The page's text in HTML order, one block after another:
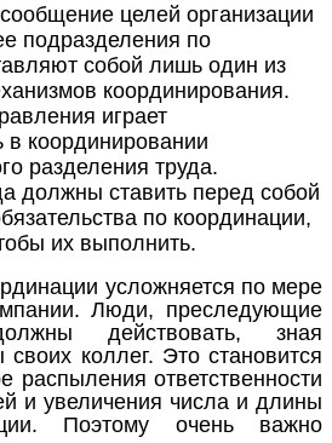
целей организации
подразделения по
собой лишь один из
координирования.
играет
координировании
разделения труда.
должны ставить перед собой
по координации,
их выполнить.
усложняется по мере
Люди, преследующие
действовать, зная
коллег. Это становится
распыления ответственности
и увеличения числа и длины
Поэтому очень важно